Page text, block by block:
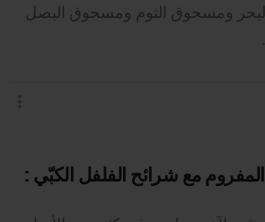
البحر ومسحوق الثوم ومسحوق البصل
مع شرائح الفلفل الكبّي :